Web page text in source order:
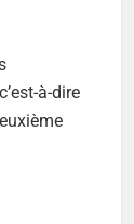
à-dire